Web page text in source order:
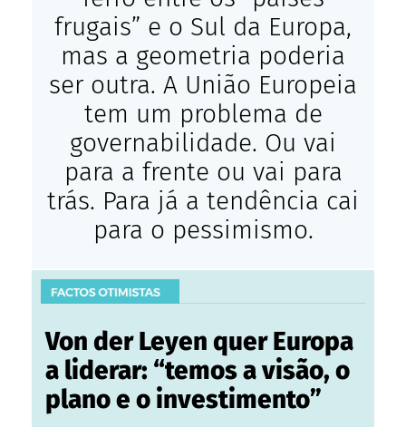
frugais” e o Sul da Europa,
mas a geometria poderia
ser outra. A União Europeia
tem um problema de
governabilidade. Ou vai
para a frente ou vai para
trás. Para já a tendência cai
para o pessimismo.
Von der Leyen quer Europa
a liderar: “temos a visão, o
plano e o investimento”